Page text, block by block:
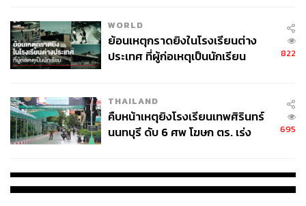
https://www.cnbc.com/2023/02/07/microsoft-ceo-saty
a-nadella-calls-ai-search-biggest-thing-in-15-years.h
tml
สามารถติดตาม THE STANDARD WEALTH
ผ่านแอปพลิเคชันต่างๆ ที่คุณสะดวกหรือใช้งานอยู่แล้วได้เลย
WORLD
ย้อนเหตุกราดยิงในโรงเรียนต่าง
ประเทศ ที่ผู้ก่อเหตุเป็นนักเรียน
822
THAILAND
คืบหน้าเหตุยิงโรงเรียนเทพศิรินทร์
นนทบุรี ดับ 6 ศพ โฆษก ตร. เร่ง
695